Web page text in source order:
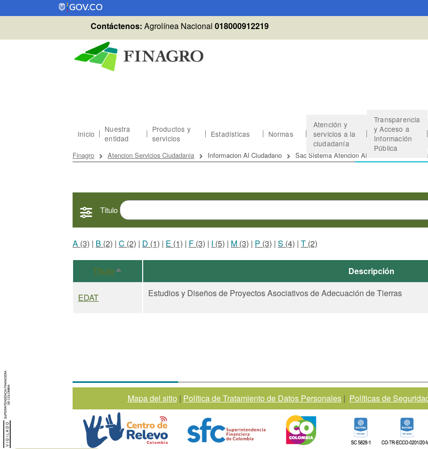
Pasar al contenido principal
Contáctenos: Agrolínea Nacional 018000912219
Inicio
Nuestra
entidad
Productos y
servicios
Estadísticas Normas
Atención y
servicios a la
ciudadanía
Transparencia
y Acceso a
Información
Pública
Sobrescribir enlaces de ayuda a la navegación
Finagro Atencion Servicios Ciudadania Informacion Al Ciudadano Sac Sistema Atencion Al Consumidor
Titulo
A (3) | B (2) | C (2) | D (1) | E (1) | F (3) | I (5) | M (3) | P (3) | S (4) | T (2)
Titulo Ordenar descendente Descripción
EDAT Estudios y Diseños de Proyectos Asociativos de Adecuación de Tierras
Mapa del sitio | Política de Tratamiento de Datos Personales| Políticas de